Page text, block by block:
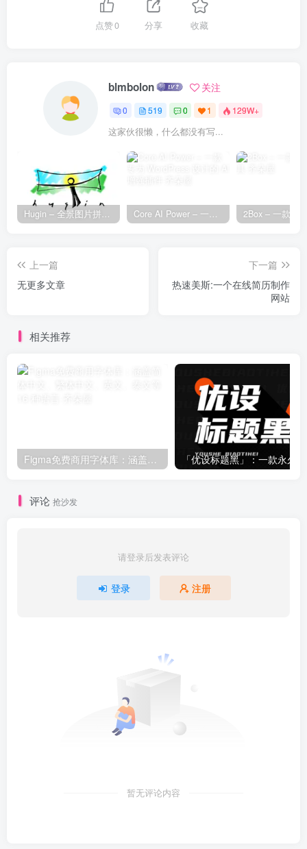
点赞0 分享 收藏
blmbolon 关注
0 519 0 1 129W+
这家伙很懒，什么都没有写...
Hugin – 全景图片拼接工具 Core AI Power – 一款专为 WordPress 设计的 AI 增强插件
上一篇
无更多文章
下一篇
热速美斯:一个在线简历制作
网站
相关推荐
Figma免费商用字体库：涵盖简体中文、繁体中文、英文、泰文等 16 种语言
评论 抢沙发
请登录后发表评论
登录 注册
暂无评论内容